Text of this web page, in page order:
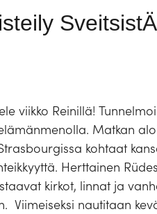
viikko Reinillä!
Matkan
kohtaat
Herttainen
kirkot, linnat ja
Viimeiseksi nautitaan